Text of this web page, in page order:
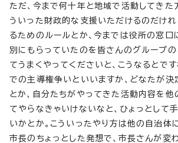
ただ、今まで何十年と地域で活動してきた
ういった財政的な支援いただけるのだけれ
るためのルールとか、今までは役所の窓口
別にもらっていたのを皆さんのグループの
てうまくやってくださいと、こうなるとで
での主導権争いといいますか、どなたが決
とか、自分たちがやってきた活動内容を他
てやらなきゃいけないなと、ひょっとして
いかとか。こういったやり方は他の自治体
市長のちょっとした発想で、市長さんが変